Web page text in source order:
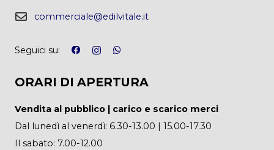
commerciale@edilvitale.it
Seguici su:
ORARI DI APERTURA
Vendita al pubblico | carico e scarico merci
Dal lunedì al venerdì: 6.30-13.00 | 15.00-17.30
Il sabato: 7.00-12.00